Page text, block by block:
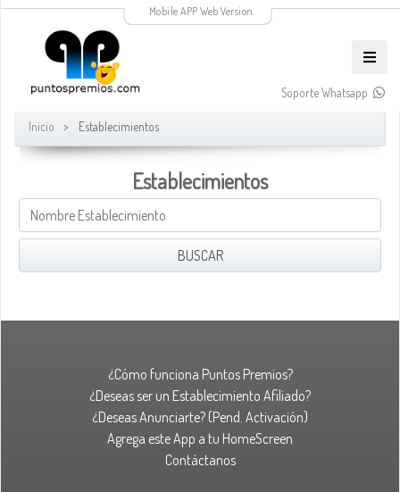
Mobile APP Web Version
Soporte Whatsapp
Inicio Establecimientos
Establecimientos
¿Cómo funciona Puntos Premios?
¿Deseas ser un Establecimiento Afiliado?
¿Deseas Anunciarte? (Pend. Activación)
Agrega este App a tu HomeScreen
Contáctanos